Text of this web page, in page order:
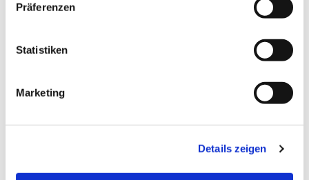
Präferenzen
Statistiken
Marketing
Details zeigen